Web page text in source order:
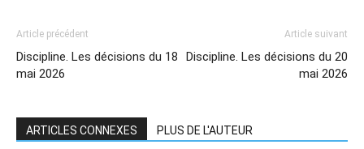
Article précédent
Discipline. Les décisions du 18
mai 2026
Article suivant
Discipline. Les décisions du 20
mai 2026
ARTICLES CONNEXES PLUS DE L'AUTEUR